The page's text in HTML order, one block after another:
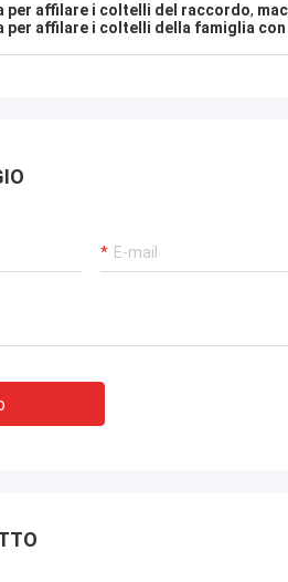
per affilare i coltelli del raccordo,
per affilare i coltelli della famiglia